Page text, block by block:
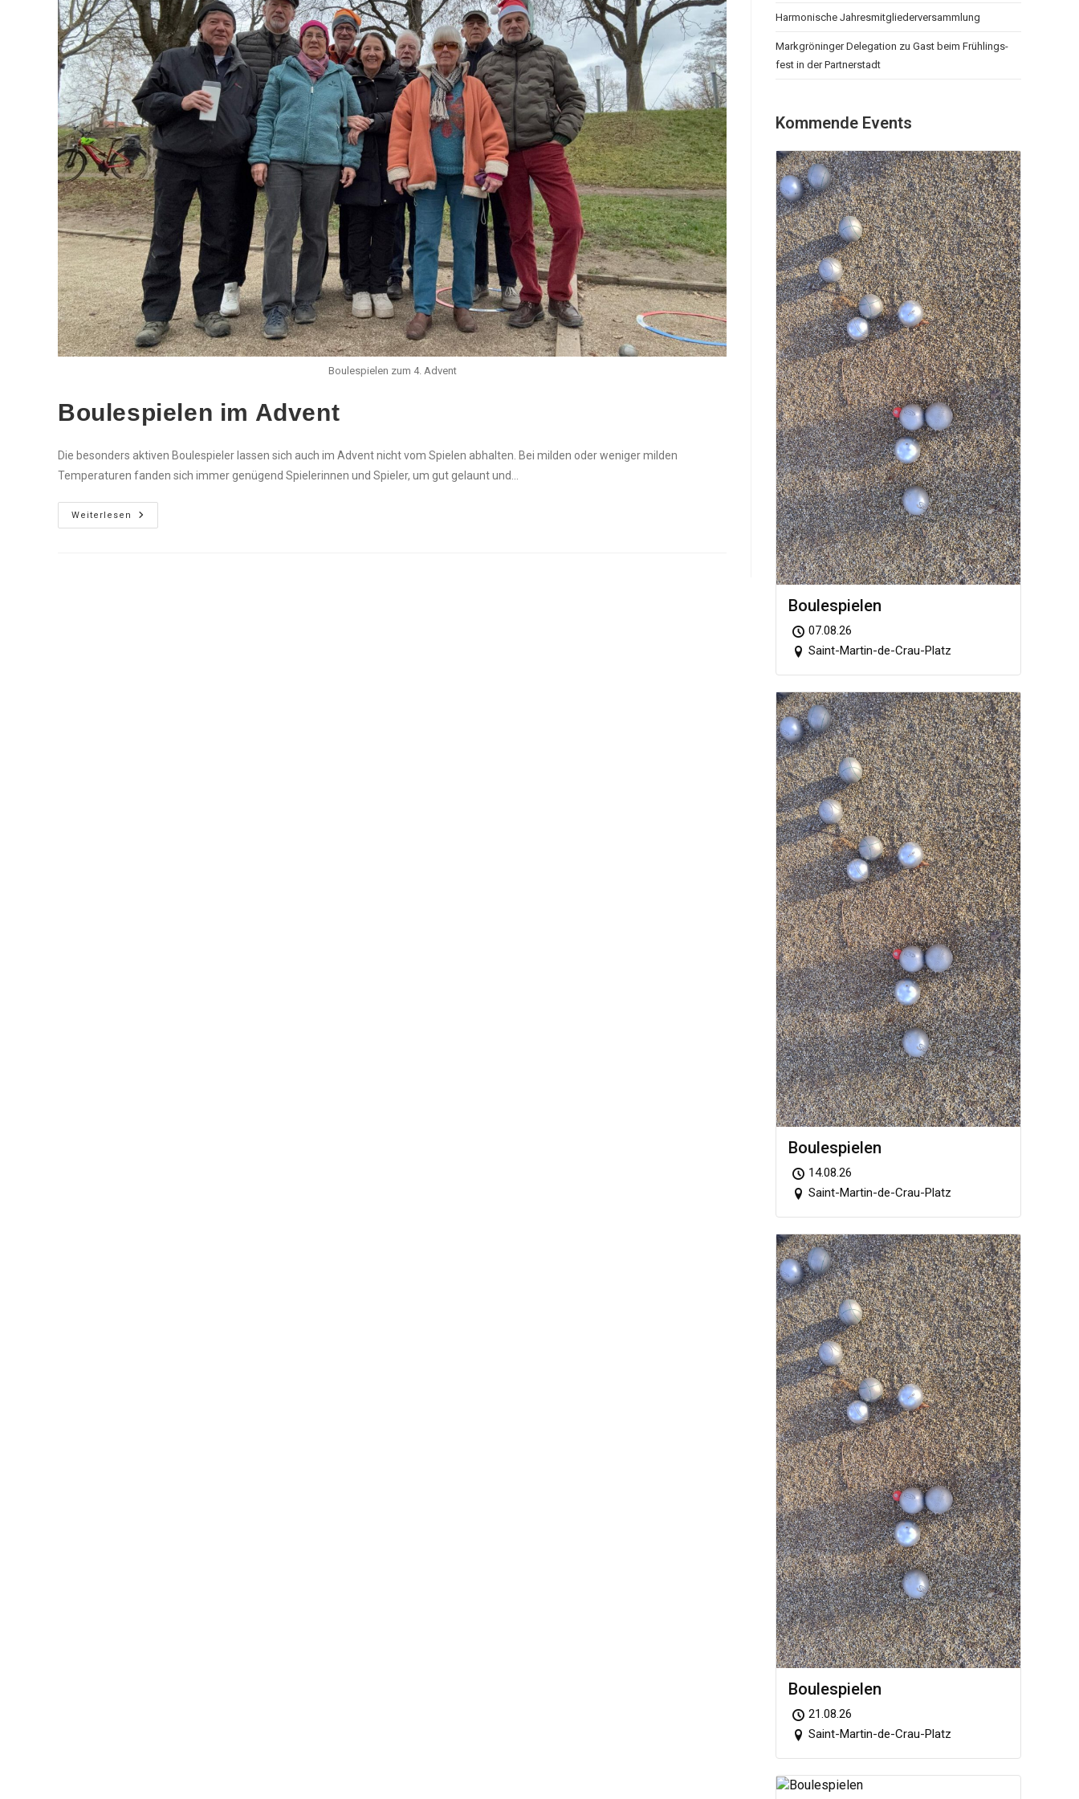
Boulespielen zum 4. Advent
Boule­spie­len im Advent
Die besonders aktiven Boulespieler lassen sich auch im Advent nicht vom Spielen abhalten. Bei milden oder weniger milden
Temperaturen fanden sich immer genügend Spielerinnen und Spieler, um gut gelaunt und…
Weiterlesen
Boule­
Spie­
Har­mo­ni­sche Jah­res­mit­glie­der­ver­samm­lung
Mark­grö­nin­ger Dele­ga­ti­on zu Gast beim Früh­lings­
fest in der Part­ner­stadt
Kom­men­de Events
Boule­spie­len
07.08.26
Saint-Martin-de-Crau-Platz
Boule­spie­len
14.08.26
Saint-Martin-de-Crau-Platz
Boule­spie­len
21.08.26
Saint-Martin-de-Crau-Platz